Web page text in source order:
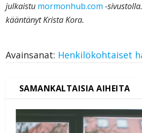
julkaistu mormonhub.com -
kääntänyt Krista Kora.
Avainsanat: Henkilökohtaiset